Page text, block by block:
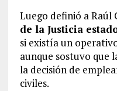
Luego definió a Raúl
de la Justicia
si existía un
aunque sostuvo que
la decisión de
civiles.